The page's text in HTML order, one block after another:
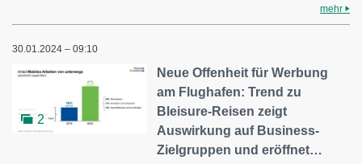
mehr
30.01.2024 – 09:10
2
Neue Offenheit für Werbung
am Flughafen: Trend zu
Bleisure-Reisen zeigt
Auswirkung auf Business-
Zielgruppen und eröffnet…